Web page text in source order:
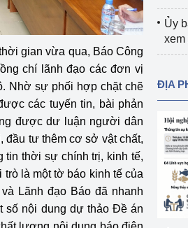
Văn bản về môi trường
Đọc báo giúp bạn
dân
Khu vực miền Bắc
vực miền Trung
vực miền Nam
định EVFTA
trường châu Á – châu Phi
trường châu Âu – châu Mỹ
nghị quyết
cuộc sống
nghiệp nền tảng
sách
gian vừa qua, Báo Công
chí lãnh đạo các đơn vị
Nhờ sự phối hợp chặt chẽ
các tuyến tin, bài phản
được dư luận người dân
đầu tư thêm cơ sở vật chất,
tin thời sự chính trị, kinh tế,
là một tờ báo kinh tế của
Lãnh đạo Báo đã nhanh
số nội dung dự thảo Đề án
Ủy
xem
ĐỊA